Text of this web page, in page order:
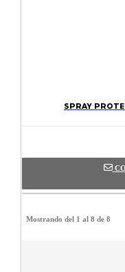
SPRAY
Mostrando del 1 al 8 de 8